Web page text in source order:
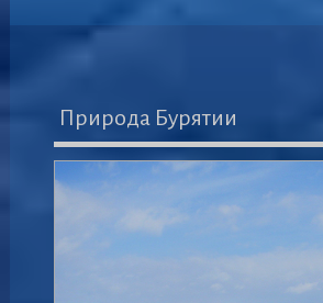
Природа Бурятии